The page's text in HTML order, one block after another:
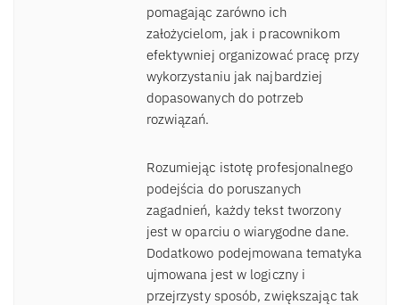
pomagając zarówno ich
założycielom, jak i pracownikom
efektywniej organizować pracę przy
wykorzystaniu jak najbardziej
dopasowanych do potrzeb
rozwiązań.
Rozumiejąc istotę profesjonalnego
podejścia do poruszanych
zagadnień, każdy tekst tworzony
jest w oparciu o wiarygodne dane.
Dodatkowo podejmowana tematyka
ujmowana jest w logiczny i
przejrzysty sposób, zwiększając tak